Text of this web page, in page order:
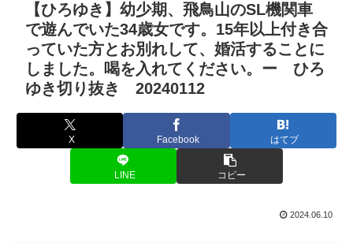
【ひろゆき】幼少期、飛鳥山のSL機関車
で遊んでいた34歳女です。15年以上付き合
っていた方とお別れして、婚活することに
しました。喝を入れてください。ー ひろ
ゆき切り抜き 20240112
X Facebook はてブ
LINE コピー
2024.06.10